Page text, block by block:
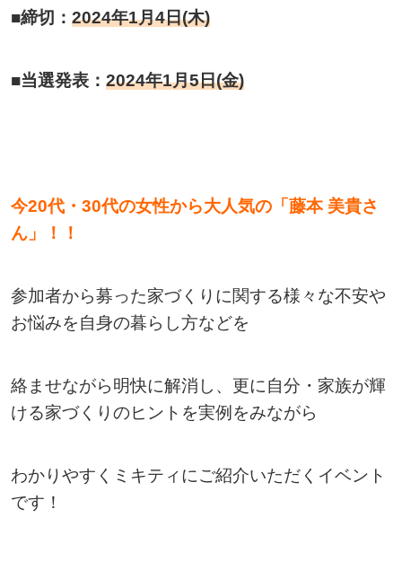
■締切： 2024年1月4日(木)
■当選発表： 2024年1月5日(金)
今20代・30代の女性から大人気の「藤本 美貴さ
ん」！！
参加者から募った家づくりに関する様々な不安や
お悩みを自身の暮らし方などを
絡ませながら明快に解消し、更に自分・家族が輝
ける家づくりのヒントを実例をみながら
わかりやすくミキティにご紹介いただくイベント
です！